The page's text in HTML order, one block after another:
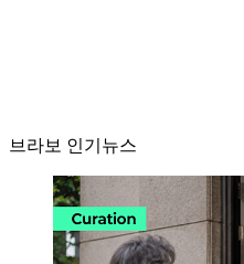
브라보 인기뉴스